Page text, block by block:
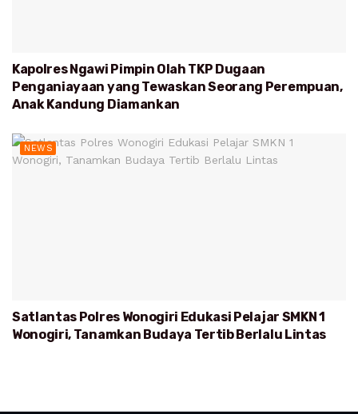
Kapolres Ngawi Pimpin Olah TKP Dugaan
Penganiayaan yang Tewaskan Seorang Perempuan,
Anak Kandung Diamankan
NEWS
Satlantas Polres Wonogiri Edukasi Pelajar SMKN 1
Wonogiri, Tanamkan Budaya Tertib Berlalu Lintas